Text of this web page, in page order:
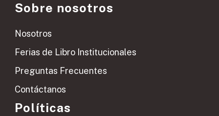
Sobre nosotros
Nosotros
Ferias de Libro Institucionales
Preguntas Frecuentes
Contáctanos
Políticas